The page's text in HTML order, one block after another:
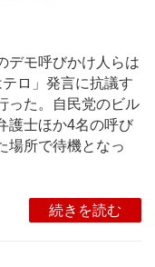
デモ呼びかけ人らは
ロ」発言に抗議す
った。自民党のビル
護士ほか4名の呼び
場所で待機となっ
続きを読む